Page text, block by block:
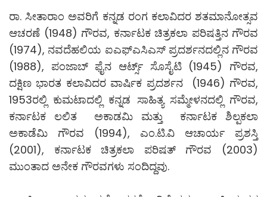
ರಾ. ಸೀತಾರಾಂ ಅವರಿಗೆ ಕನ್ನಡ ರಂಗ ಕಲಾವಿದರ ಶತಮಾನೋತ್ಸವ
ಆಚರಣೆ (1948) ಗೌರವ, ಕರ್ನಾಟಕ ಚಿತ್ರಕಲಾ ಪರಿಷತ್ತಿನ ಗೌರವ
(1974), ನವದೆಹಲಿಯ ಐಎಫ್ಎಸಿಎಸ್ ಪ್ರದರ್ಶನದಲ್ಲಿನ ಗೌರವ
(1988), ಪಂಜಾಬ್ ಫೈನ ಆರ್ಟ್ಸ್ ಸೊಸೈಟಿ (1945) ಗೌರವ,
ದಕ್ಷಿಣ ಭಾರತ ಕಲಾವಿದರ ವಾರ್ಷಿಕ ಪ್ರದರ್ಶನ (1946) ಗೌರವ,
1953ರಲ್ಲಿ ಕುಮಟಾದಲ್ಲಿ ಕನ್ನಡ ಸಾಹಿತ್ಯ ಸಮ್ಮೇಳನದಲ್ಲಿ ಗೌರವ,
ಕರ್ನಾಟಕ ಲಲಿತ ಅಕಾಡಮಿ ಮತ್ತು ಕರ್ನಾಟಕ ಶಿಲ್ಪಕಲಾ
ಅಕಾಡೆಮಿ ಗೌರವ (1994), ಎಂ.ಟಿ.ವಿ ಆಚಾರ್ಯ ಪ್ರಶಸ್ತಿ
(2001), ಕರ್ನಾಟಕ ಚಿತ್ರಕಲಾ ಪರಿಷತ್ ಗೌರವ (2003)
ಮುಂತಾದ ಅನೇಕ ಗೌರವಗಳು ಸಂದಿದ್ದವು.